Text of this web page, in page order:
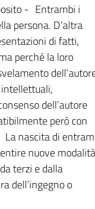
- Entrambi i
persona. D’altra
di fatti,
perché la loro
dell’autore
però con
La nascita di
nuove modalità
terzi e dalla
dell’ingegno o